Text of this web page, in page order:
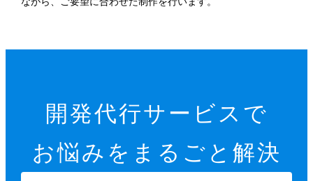
開発代行サービスで
お悩みをまるごと解決